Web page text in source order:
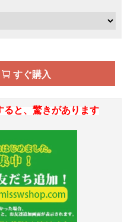
すぐ購入
ると、驚きがあります